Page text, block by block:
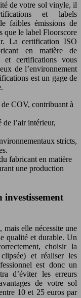
de votre sol vinyle, il
et labels
faibles émissions de
que le label Floorscore
La certification ISO
en matière de
et certifications vous
de l’environnement
est un gage de
COV, contribuant à
de l’air intérieur,
stricts,
fabricant en matière
une production
elle nécessite une
qualité et durable. Un
choisir la
et réaliser les
est donc un
d’éviter les erreurs
de votre sol
10 et 25 euros par